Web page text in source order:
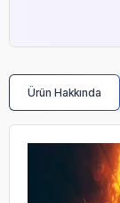
Ürün Hakkında